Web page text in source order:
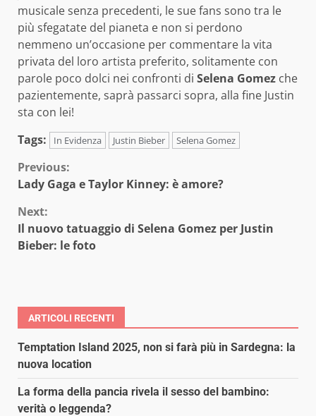
musicale senza precedenti, le sue fans sono tra le
più sfegatate del pianeta e non si perdono
nemmeno un’occasione per commentare la vita
privata del loro artista preferito, solitamente con
parole poco dolci nei confronti di Selena Gomez che
pazientemente, saprà passarci sopra, alla fine Justin
sta con lei!
Tags:
In Evidenza Justin Bieber Selena Gomez
Continue
Reading
Previous:
Lady Gaga e Taylor Kinney: è amore?
Next:
Il nuovo tatuaggio di Selena Gomez per Justin
Bieber: le foto
ARTICOLI RECENTI
Temptation Island 2025, non si farà più in Sardegna: la
nuova location
La forma della pancia rivela il sesso del bambino:
verità o leggenda?